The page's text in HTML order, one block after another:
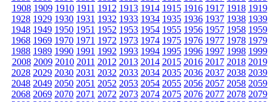
1908 1909 1910 1911 1912 1913 1914 1915 1916 1917 1918 1919
1928 1929 1930 1931 1932 1933 1934 1935 1936 1937 1938 1939
1948 1949 1950 1951 1952 1953 1954 1955 1956 1957 1958 1959
1968 1969 1970 1971 1972 1973 1974 1975 1976 1977 1978 1979
1988 1989 1990 1991 1992 1993 1994 1995 1996 1997 1998 1999
2008 2009 2010 2011 2012 2013 2014 2015 2016 2017 2018 2019
2028 2029 2030 2031 2032 2033 2034 2035 2036 2037 2038 2039
2048 2049 2050 2051 2052 2053 2054 2055 2056 2057 2058 2059
2068 2069 2070 2071 2072 2073 2074 2075 2076 2077 2078 2079